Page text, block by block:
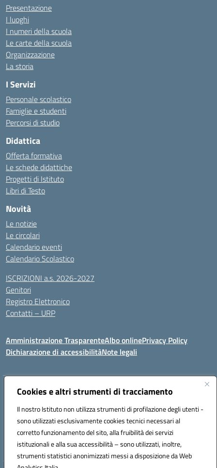
Cookies e altri strumenti di tracciamento
Il nostro Istituto non utilizza strumenti di profilazione degli utenti -
sono utilizzati esclusivamente cookies tecnici necessari al
corretto funzionamento del sito, alla fruibilità dei servizi
istituzionali e alla sua accessibilità – sono utilizzati, inoltre,
strumenti statistici anonimizzati messi a disposizione da Web
Presentazione
I luoghi
I numeri della scuola
Le carte della scuola
Organizzazione
La storia
I Servizi
Personale scolastico
Famiglie e studenti
Percorsi di studio
Didattica
Offerta formativa
Le schede didattiche
Progetti di Istituto
Libri di Testo
Novità
Le notizie
Le circolari
Calendario eventi
Calendario Scolastico
ISCRIZIONI a.s. 2026-2027
Genitori
Registro Elettronico
Contatti – URP
Amministrazione TrasparenteAlbo onlinePrivacy Policy
Dichiarazione di accessibilitàNote legali
Indirizzo:Via Tiziano, 50 - 60125 Ancona
Posta elettronica certificata (PEC):anic81600p@pec.istruzione.it
Codice fiscale: 93084460422
Codice meccanografico: ANIC81600P